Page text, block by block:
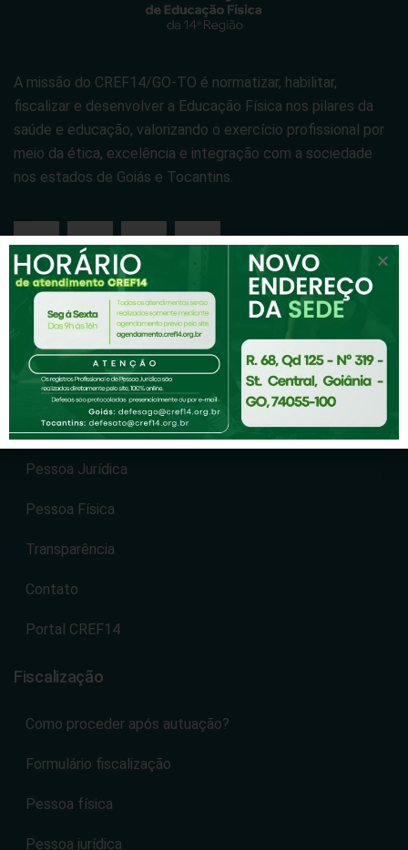
A missão do CREF14/GO-TO é normatizar, habilitar,
fiscalizar e desenvolver a Educação Física nos pilares da
saúde e educação, valorizando o exercício profissional por
meio da ética, excelência e integração com a sociedade
nos estados de Goiás e Tocantins.
Cref-14
Cref14-Tv
Institucional
Notícias
Pessoa Jurídica
Pessoa Física
Transparência
Contato
Portal CREF14
Fiscalização
Como proceder após autuação?
Formulário fiscalização
Pessoa física
Pessoa jurídica